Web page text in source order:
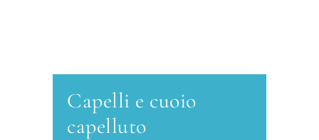
Capelli e cuoio
capelluto